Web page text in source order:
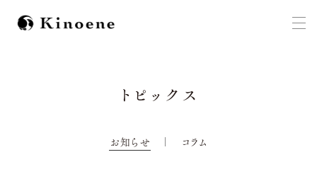
トピックス
お知らせ コラム